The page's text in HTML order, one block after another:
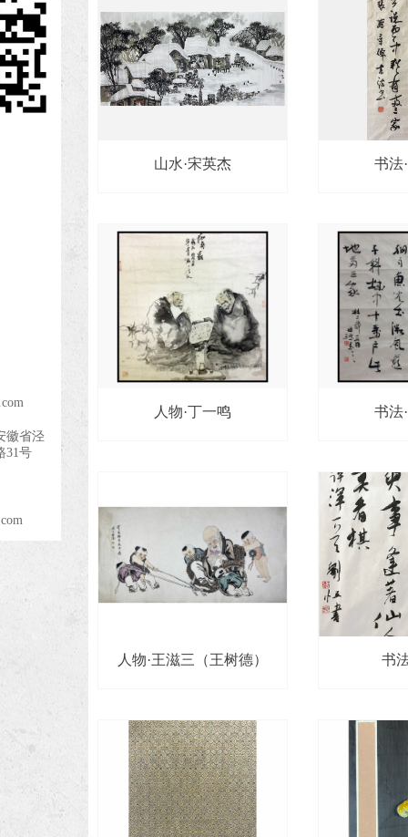
山水·宋英杰 书法
人物·丁一鸣 书法
人物·王滋三（王树德） 书
徽省泾
31号